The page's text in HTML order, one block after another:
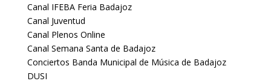
Canal IFEBA Feria Badajoz
Canal Juventud
Canal Plenos Online
Canal Semana Santa de Badajoz
Conciertos Banda Municipal de Música de Badajoz
DUSI